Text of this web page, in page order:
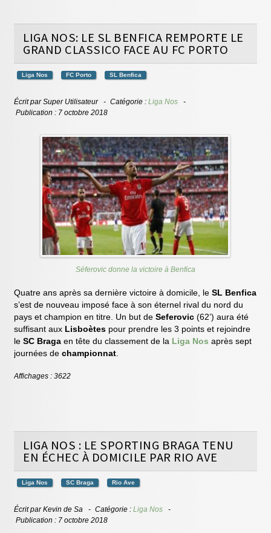
LIGA NOS: LE SL BENFICA REMPORTE LE
GRAND CLASSICO FACE AU FC PORTO
Liga Nos FC Porto SL Benfica
Écrit parSuper Utilisateur Catégorie :Liga Nos
Publication : 7 octobre 2018
Séferovic donne la victoire à Benfica
Quatre ans après sa dernière victoire à domicile, leSL Benfica
s’est de nouveau imposé face à son éternel rival du nord du
pays et champion en titre. Un but deSeferovic(62’) aura été
suffisant aux Lisboètespour prendre les 3 points et rejoindre
leSC Braga en tête du classement de la Liga Nos après sept
journées dechampionnat
Affichages : 3622
LIGA NOS : LE SPORTING BRAGA TENU
EN ÉCHEC À DOMICILE PAR RIO AVE
Liga Nos SC Braga Rio Ave
Écrit parKevin de Sa Catégorie :Liga Nos
Publication : 7 octobre 2018